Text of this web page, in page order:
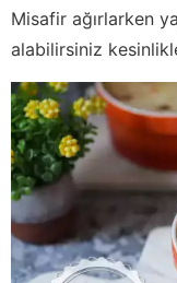
Misafir ağırlarken
alabilirsiniz